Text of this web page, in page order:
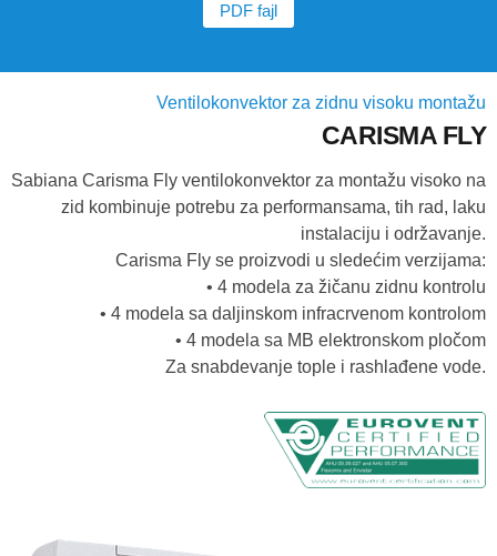
PDF fajl
Ventilokonvektor za zidnu visoku montažu
CARISMA FLY
Sabiana Carisma Fly ventilokonvektor za montažu visoko na
zid kombinuje potrebu za performansama, tih rad, laku
instalaciju i održavanje.
Carisma Fly se proizvodi u sledećim verzijama:
• 4 modela za žičanu zidnu kontrolu
• 4 modela sa daljinskom infracrvenom kontrolom
• 4 modela sa MB elektronskom pločom
Za snabdevanje tople i rashlađene vode.